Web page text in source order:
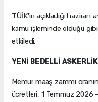
TÜİK'in açıkladığı haziran
kamu işleminde olduğu
etkiledi.
YENİ BEDELLİ
Memur maaş zammı
ücretleri, 1 Temmuz 2026